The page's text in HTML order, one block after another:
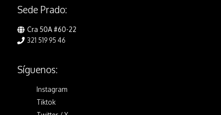
Sede Prado:
Cra 50A #60-22
321 519 95 46
Síguenos:
Instagram
Tiktok